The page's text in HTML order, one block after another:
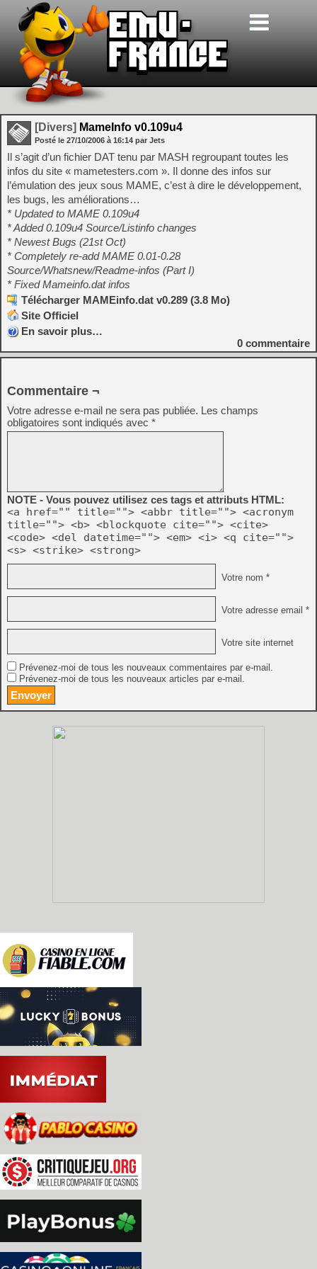
[Divers] MameInfo v0.109u4
Posté le 27/10/2006 à 16:14 par Jets
Il s’agit d’un fichier DAT tenu par MASH regroupant toutes les
infos du site « mametesters.com ». Il donne des infos sur
l’émulation des jeux sous MAME, c’est à dire le développement,
les bugs, les améliorations…
* Updated to MAME 0.109u4
* Added 0.109u4 Source/Listinfo changes
* Newest Bugs (21st Oct)
* Completely re-add MAME 0.01-0.28
Source/Whatsnew/Readme-infos (Part I)
* Fixed Mameinfo.dat infos
Télécharger MAMEinfo.dat v0.289 (3.8 Mo)
Site Officiel
En savoir plus…
0 commentaire
Commentaire ¬
Votre adresse e-mail ne sera pas publiée. Les champs
obligatoires sont indiqués avec *
NOTE - Vous pouvez utilisez ces tags et attributs HTML:
<a href="" title=""> <abbr title=""> <acronym
title=""> <b> <blockquote cite=""> <cite>
<code> <del datetime=""> <em> <i> <q cite="">
<s> <strike> <strong>
Votre nom *
Votre adresse email *
Votre site internet
Prévenez-moi de tous les nouveaux commentaires par e-mail.
Prévenez-moi de tous les nouveaux articles par e-mail.